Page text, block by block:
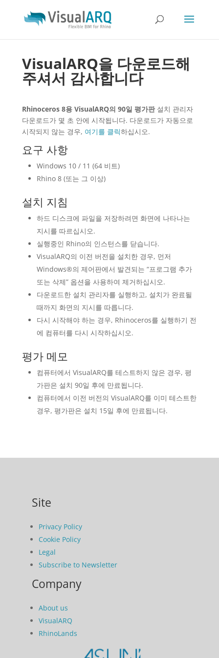
VisualARQ을 다운로드해
주셔서 감사합니다
Rhinoceros 8용 VisualARQ의 90일 평가판설치 관리자
다운로드가 몇 초 안에 시작됩니다. 다운로드가 자동으로
시작되지 않는 경우, 여기를 클릭하십시오.
요구 사항
Windows 10 / 11 (64 비트)
Rhino 8 (또는 그 이상)
설치 지침
하드 디스크에 파일을 저장하려면 화면에 나타나는
지시를 따르십시오.
실행중인 Rhino의 인스턴스를 닫습니다.
VisualARQ의 이전 버전을 설치한 경우, 먼저
Windows®의 제어판에서 발견되는 “프로그램 추가
또는 삭제” 옵션을 사용하여 제거하십시오.
다운로드한 설치 관리자를 실행하고, 설치가 완료될
때까지 화면의 지시를 따릅니다.
다시 시작해야 하는 경우, Rhinoceros를 실행하기 전
에 컴퓨터를 다시 시작하십시오.
평가 메모
컴퓨터에서 VisualARQ를 테스트하지 않은 경우, 평
가판은 설치 90일 후에 만료됩니다.
컴퓨터에서 이전 버전의 VisualARQ를 이미 테스트한
경우, 평가판은 설치 15일 후에 만료됩니다.
Site
Privacy Policy
Cookie Policy
Legal
Subscribe to Newsletter
Company
About us
VisualARQ
RhinoLands